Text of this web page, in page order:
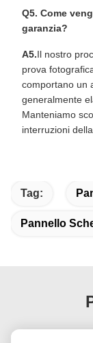
Q5. Come
garanzia?
A5.Il nostro
prova
comportano un
generalmente
Manteniamo
interruzioni
Tag:
Pannello